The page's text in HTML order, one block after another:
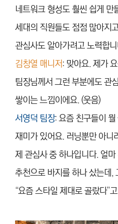
네트워크 형성도 훨씬 쉽게
세대의 직원들도 점점 많아지
관심사도 알아가려고 노력합
김창열 매니저: 맞아요. 제가
팀장님께서 그런 부분에도 관
쌓이는 느낌이에요. (웃음)
서영덕 팀장: 요즘 친구들이
재미가 있어요. 러닝뿐만 아
제 관심사 중 하나입니다. 얼
추천으로 바지를 하나 샀는데,
“요즘 스타일 제대로 골랐다”